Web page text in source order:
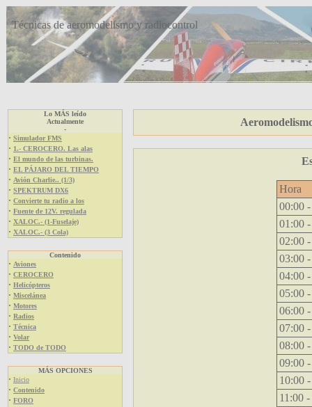
Técnicas de aeromodelismo y radiocontrol
Lo MÁS leído
Actualmente
-
· Simulador FMS
· 1.- CEROCERO. Las alas
· El mundo de las turbinas.
· EL PÁJARO DEL TIEMPO
· Avión Charlie.. (1/3)
· SPEKTRUM DX6
· Convierte tu radio a los
· Fuente de 12V. regulada
· XALOC.- (1-Fuselaje)
· XALOC.- (3 Cola)
Contenido
· Aviones
· CEROCERO
· Helicópteros
· Miscelánea
· Motores
· Radios
· Técnica
· Volar
· TODO de TODO
MÁS OPCIONES
· Inicio
· Contenido
· FORO
Hora
00:00
01:00
02:00
03:00
04:00
05:00
06:00
07:00
08:00
09:00
10:00
11:00